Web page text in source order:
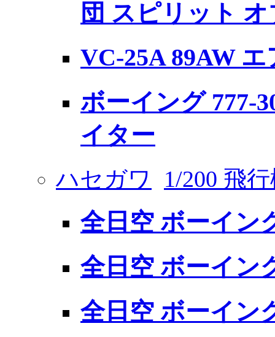
団 スピリット
VC-25A 89AW
ボーイング 777-
イター
ハセガワ 1/200 飛
全日空 ボーイン
全日空 ボーイン
全日空 ボーイン